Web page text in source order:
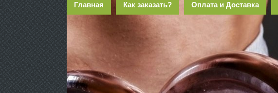
Главная Как заказать? Оплата и Доставка